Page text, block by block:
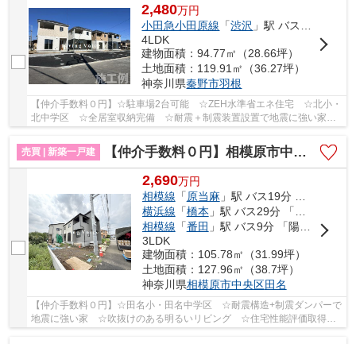
2,480万円
小田急小田原線 「渋沢 」駅 バス22分 「羽根入口」 停歩9分
4LDK
建物面積：94.77㎡（28.66坪）
土地面積：119.91㎡（36.27坪）
神奈川県秦野市羽根
【仲介手数料０円】☆駐車場2台可能 ☆ZEH水準省エネ住宅 ☆北小・
北中学区 ☆全居室収納完備 ☆耐震＋制震装置設置で地震に強い家
☆人感センサー玄関灯完備 ☆閑静な住宅街♪ 【秦野市...
売買 | 新築一戸建
【仲介手数料０円】相模原市中央区田名 新築一戸建て 全3棟
2,690万円
相模線 「 原当麻」駅 バス19分 「半在家」 停歩3分
横浜線 「橋本 」駅 バス29分 「半在家」 停歩3分
相模線 「番田 」駅 バス9分 「陽原」 停歩3分
3LDK
建物面積：105.78㎡（31.99坪）
土地面積：127.96㎡（38.7坪）
神奈川県相模原市中央区田名
【仲介手数料０円】☆田名小・田名中学区 ☆耐震構造+制震ダンパーで
地震に強い家 ☆吹抜けのある明るいリビング ☆住宅性能評価取得物
件 ☆長期優良住宅 ☆室内物干し付きで突然の雨に...